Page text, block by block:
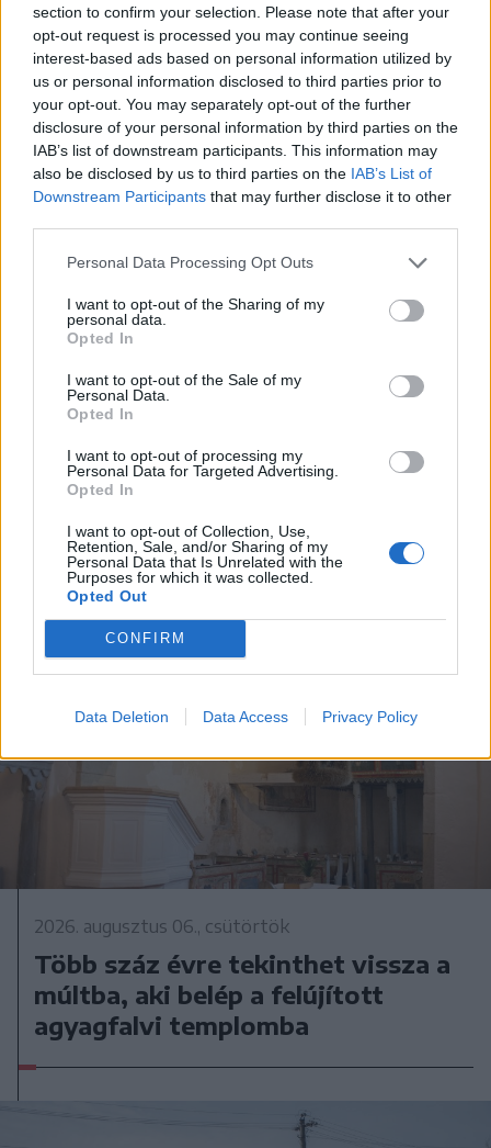
section to confirm your selection. Please note that after your
opt-out request is processed you may continue seeing
interest-based ads based on personal information utilized by
us or personal information disclosed to third parties prior to
your opt-out. You may separately opt-out of the further
disclosure of your personal information by third parties on the
IAB’s list of downstream participants. This information may
also be disclosed by us to third parties on the IAB’s List of
Downstream Participants that may further disclose it to other
Personal Data Processing Opt Outs
I want to opt-out of the Sharing of my
personal data.
Opted In
I want to opt-out of the Sale of my
Personal Data.
Opted In
I want to opt-out of processing my
Personal Data for Targeted Advertising.
Opted In
I want to opt-out of Collection, Use,
Retention, Sale, and/or Sharing of my
Personal Data that Is Unrelated with the
Purposes for which it was collected.
Opted Out
CONFIRM
Data Deletion Data Access Privacy Policy
Székelykeresztúri üzleteknél és
cégeknél razziáztak a hatóságok
2026. augusztus 06., csütörtök
Több száz évre tekinthet vissza a
múltba, aki belép a felújított
agyagfalvi templomba